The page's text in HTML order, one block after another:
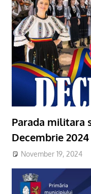
Parada militara
Decembrie 2024
November 19, 2024